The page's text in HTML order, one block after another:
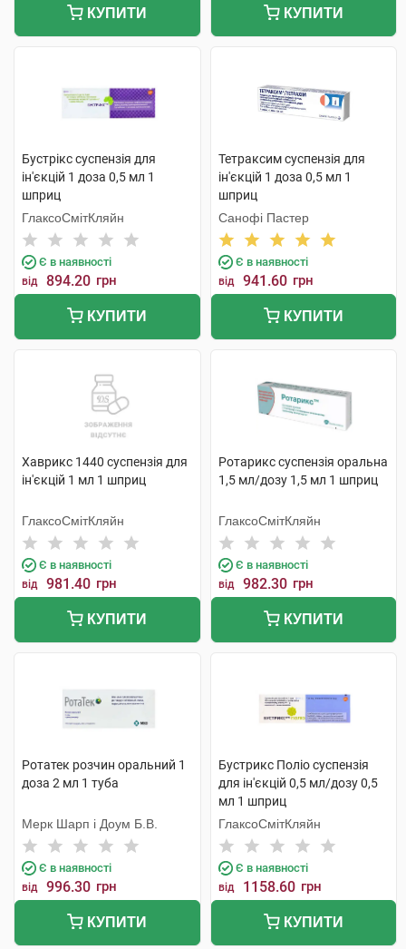
КУПИТИ КУПИТИ
Бустрікс суспензія для
ін'єкцій 1 доза 0,5 мл 1
шприц
ГлаксоСмітКляйн
Є в наявності
від 894.20 грн
КУПИТИ
Тетраксим суспензія для
ін'єкцій 1 доза 0,5 мл 1
шприц
Санофі Пастер
Є в наявності
від 941.60 грн
КУПИТИ
Хаврикс 1440 суспензія для
ін'єкцій 1 мл 1 шприц
ГлаксоСмітКляйн
Є в наявності
від 981.40 грн
КУПИТИ
Ротарикс суспензія оральна
1,5 мл/дозу 1,5 мл 1 шприц
ГлаксоСмітКляйн
Є в наявності
від 982.30 грн
КУПИТИ
Ротатек розчин оральний 1
доза 2 мл 1 туба
Мерк Шарп і Доум Б.В.
Є в наявності
від 996.30 грн
КУПИТИ
Бустрикс Поліо суспензія
для ін'єкцій 0,5 мл/дозу 0,5
мл 1 шприц
ГлаксоСмітКляйн
Є в наявності
від 1158.60 грн
КУПИТИ